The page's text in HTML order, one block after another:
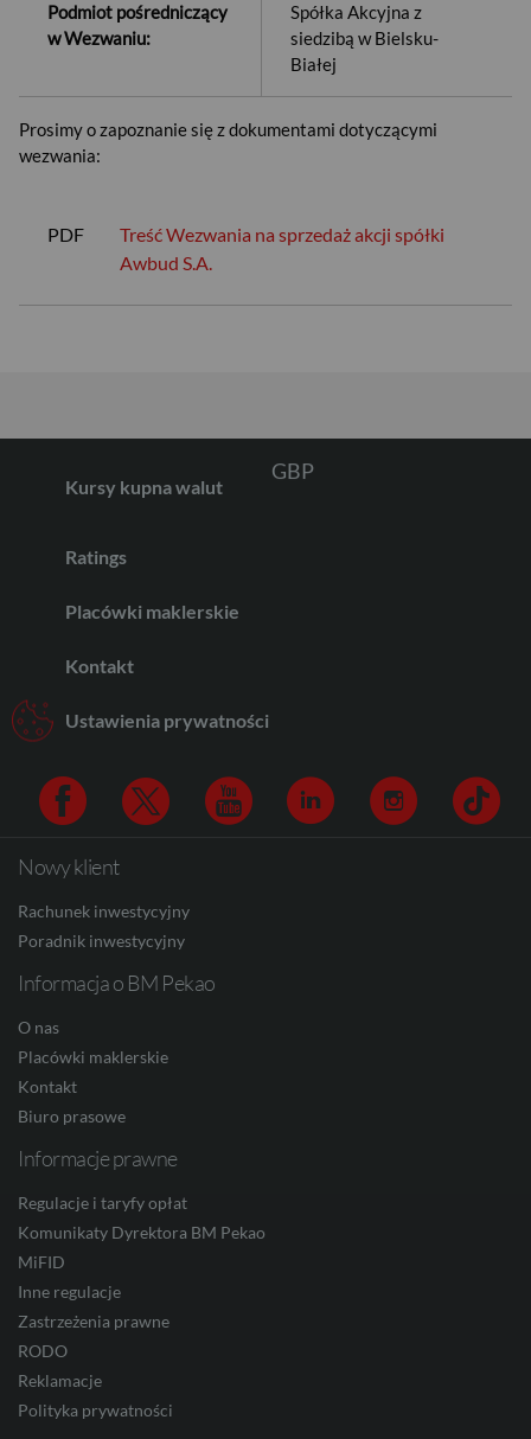
Podmiot pośredniczący
w Wezwaniu:
Spółka Akcyjna z
siedzibą w Bielsku-
Białej
Prosimy o zapoznanie się z dokumentami dotyczącymi
wezwania:
PDF
Treść Wezwania na sprzedaż akcji spółki
Awbud S.A.
Kursy kupna walut
USD
Ratings
Placówki maklerskie
Kontakt
Ustawienia prywatności
Facebook
Nowy klient
Rachunek inwestycyjny
Poradnik inwestycyjny
Informacja o BM Pekao
O nas
Placówki maklerskie
Kontakt
Biuro prasowe
Informacje prawne
Regulacje i taryfy opłat
Komunikaty Dyrektora BM Pekao
MiFID
Inne regulacje
Zastrzeżenia prawne
RODO
Reklamacje
Polityka prywatności